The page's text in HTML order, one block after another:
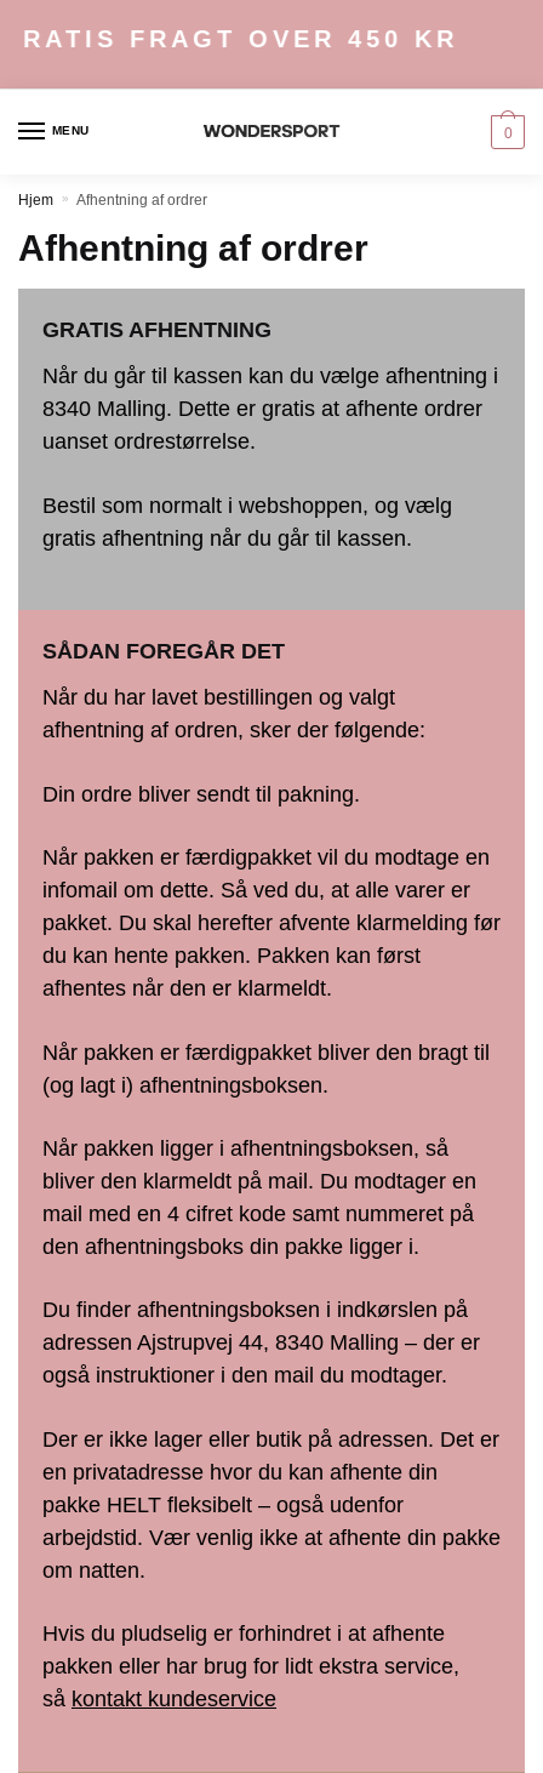
FRAGT OVER 450 KR
MENU 0
Hjem » Afhentning af ordrer
Afhentning af ordrer
GRATIS AFHENTNING
Når du går til kassen kan du vælge afhentning i
8340 Malling. Dette er gratis at afhente ordrer
uanset ordrestørrelse.
Bestil som normalt i webshoppen, og vælg
gratis afhentning når du går til kassen.
SÅDAN FOREGÅR DET
Når du har lavet bestillingen og valgt
afhentning af ordren, sker der følgende:
Din ordre bliver sendt til pakning.
Når pakken er færdigpakket vil du modtage en
infomail om dette. Så ved du, at alle varer er
pakket. Du skal herefter afvente klarmelding før
du kan hente pakken. Pakken kan først
afhentes når den er klarmeldt.
Når pakken er færdigpakket bliver den bragt til
(og lagt i) afhentningsboksen.
Når pakken ligger i afhentningsboksen, så
bliver den klarmeldt på mail. Du modtager en
mail med en 4 cifret kode samt nummeret på
den afhentningsboks din pakke ligger i.
Du finder afhentningsboksen i indkørslen på
adressen Ajstrupvej 44, 8340 Malling – der er
også instruktioner i den mail du modtager.
Der er ikke lager eller butik på adressen. Det er
en privatadresse hvor du kan afhente din
pakke HELT fleksibelt – også udenfor
arbejdstid. Vær venlig ikke at afhente din pakke
om natten.
Hvis du pludselig er forhindret i at afhente
pakken eller har brug for lidt ekstra service,
så kontakt kundeservice